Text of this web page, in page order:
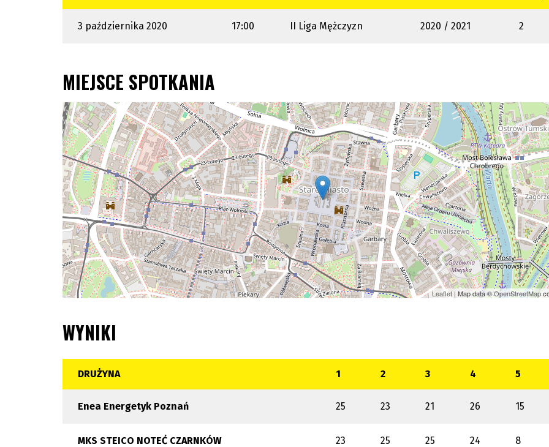
3 października 2020 17:00 II Liga Mężczyzn 2020 / 2021 2
MIEJSCE SPOTKANIA
Leaflet | Map data ©OpenStreetMap
WYNIKI
DRUŻYNA 1 2 3 4 5
Enea Energetyk Poznań 25 23 21 26 15
MKS STEICO NOTEĆ CZARNKÓW 23 25 25 24 8